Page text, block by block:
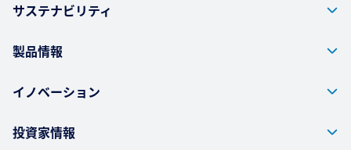
サステナビリティ
製品情報
イノベーション
投資家情報